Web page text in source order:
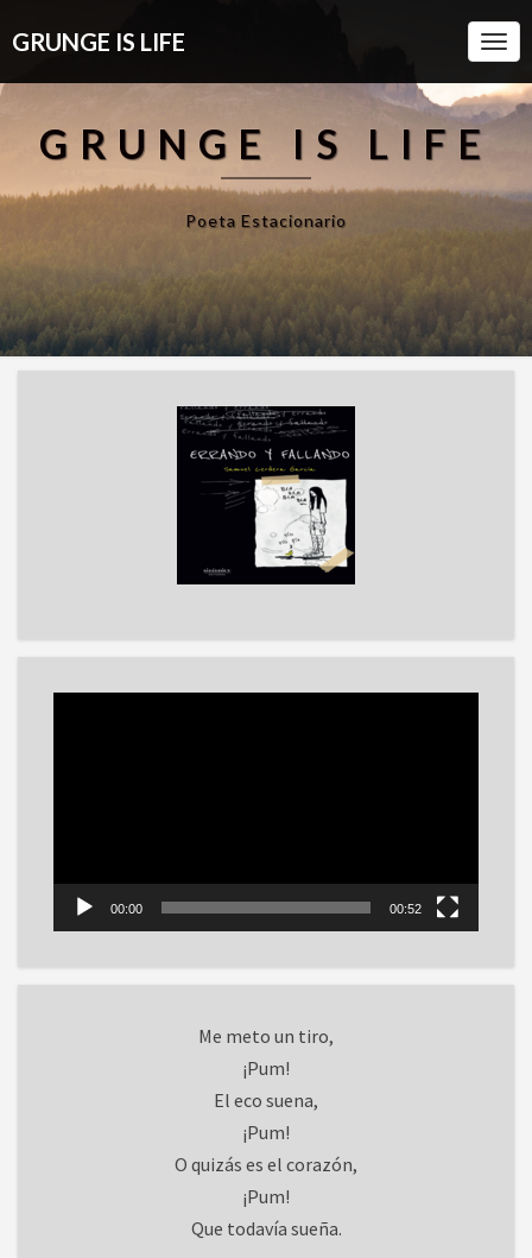
GRUNGE IS LIFE
GRUNGE IS LIFE
Poeta Estacionario
00:00 00:52
Me meto un tiro,
¡Pum!
El eco suena,
¡Pum!
O quizás es el corazón,
¡Pum!
Que todavía sueña.